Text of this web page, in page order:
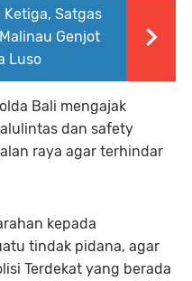
Ketiga, Satgas
Genjot
Luso
Bali mengajak
dan safety
raya agar terhindar
kepada
tindak pidana, agar
Terdekat yang berada